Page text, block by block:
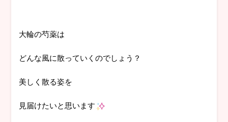
大輪の芍薬は
どんな風に散っていくのでしょう？
美しく散る姿を
見届けたいと思います